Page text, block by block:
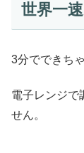
世界一
3分でできち
電子レンジで
せん。